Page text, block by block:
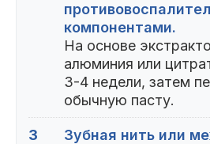
компонентами.
На основе
алюминия или
3-4 недели, затем
обычную пасту.
3
Зубная нить или